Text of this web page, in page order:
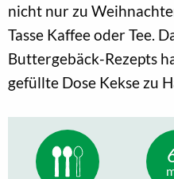
nicht nur zu
Tasse Kaffee oder Tee.
Buttergebäck-Rezepts
gefüllte Dose Kekse zu